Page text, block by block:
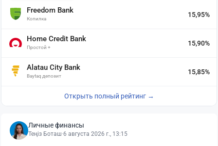
Freedom Bank
Копилка
15,95%
Home Credit Bank
Простой +
15,90%
Alatau City Bank
Baytaq депозит
15,85%
Открыть полный рейтинг →
Личные финансы
Теңіз Боташ·6 августа 2026 г., 13:15